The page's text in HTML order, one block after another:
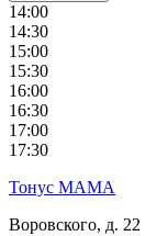
14:00
14:30
15:00
15:30
16:00
16:30
17:00
17:30
Тонус МАМА
Воровского, д. 22